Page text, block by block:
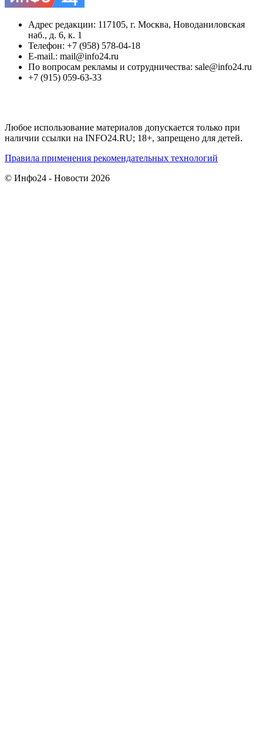
Адрес редакции: 117105, г. Москва, Новоданиловская
наб., д. 6, к. 1
Телефон: +7 (958) 578-04-18
E-mail.: mail@info24.ru
По вопросам рекламы и сотрудничества: sale@info24.ru
+7 (915) 059-63-33
Любое использование материалов допускается только при
наличии ссылки на INFO24.RU; 18+, запрещено для детей.
Правила применения рекомендательных технологий
© Инфо24 - Новости 2026